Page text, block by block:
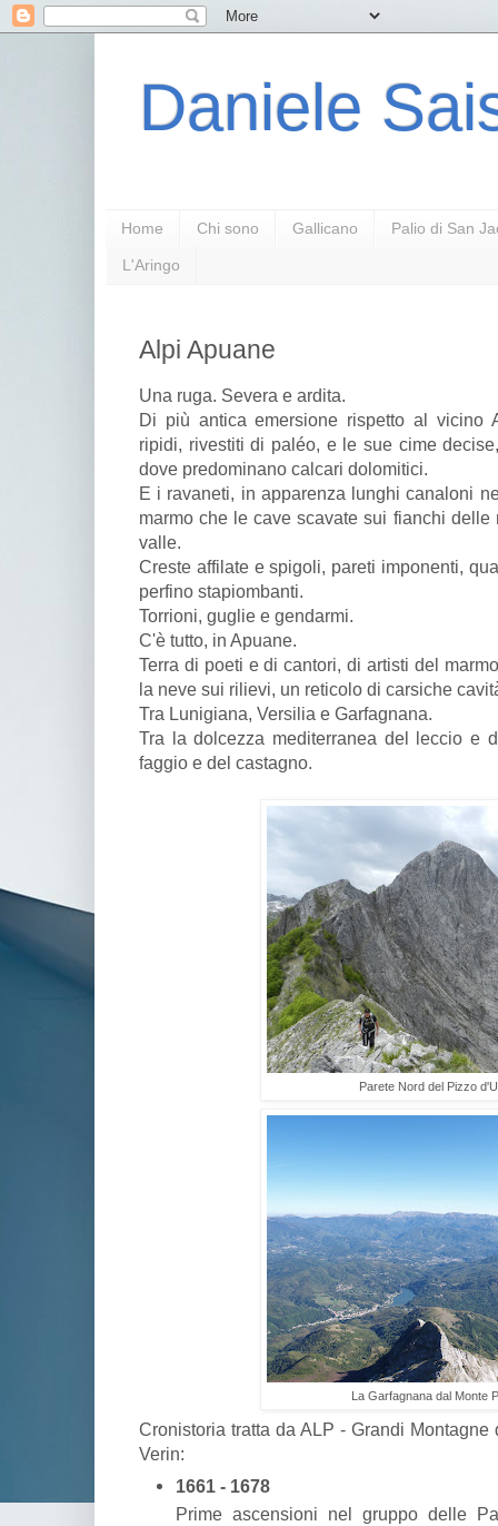
Daniele
Home Chi sono Gallicano Palio di San
L'Aringo
Alpi Apuane
Una ruga. Severa e ardita.
Di più antica emersione rispetto al vicino
ripidi, rivestiti di paléo, e le sue cime
dove predominano calcari dolomitici.
E i ravaneti, in apparenza lunghi canaloni
marmo che le cave scavate sui fianchi
valle.
Creste affilate e spigoli, pareti imponenti,
perfino stapiombanti.
Torrioni, guglie e gendarmi.
C'è tutto, in Apuane.
Terra di poeti e di cantori, di artisti del
la neve sui rilievi, un reticolo di carsiche
Tra Lunigiana, Versilia e Garfagnana.
Tra la dolcezza mediterranea del leccio e
faggio e del castagno.
Parete Nord del Pizzo
La Garfagnana dal Monte
Cronistoria tratta da ALP - Grandi
Verin:
1661 - 1678
Prime ascensioni nel gruppo delle